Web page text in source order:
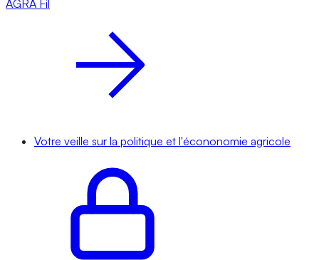
AGRA Fil
Votre veille sur la politique et l'écononomie agricole